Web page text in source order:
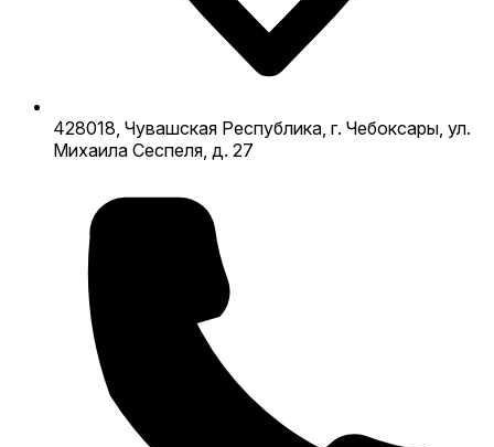
428018, Чувашская Республика, г. Чебоксары, ул.
Михаила Сеспеля, д. 27